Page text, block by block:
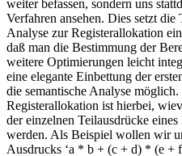
weiter befassen, sondern uns
Verfahren ansehen. Dies setzt die
Analyse zur Registerallokation
daß man die Bestimmung der
weitere Optimierungen leicht
eine elegante Einbettung der
die semantische Analyse
Registerallokation ist hierbei,
der einzelnen Teilausdrücke
werden. Als Beispiel wollen wir
Ausdrucks ‘a * b + (c + d) * (e +